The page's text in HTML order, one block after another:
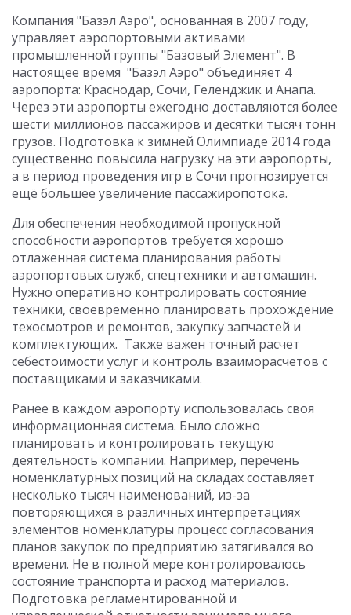
Компания "Базэл Аэро", основанная в 2007 году,
управляет аэропортовыми активами
промышленной группы "Базовый Элемент". В
настоящее время "Базэл Аэро" объединяет 4
аэропорта: Краснодар, Сочи, Геленджик и Анапа.
Через эти аэропорты ежегодно доставляются более
шести миллионов пассажиров и десятки тысяч тонн
грузов. Подготовка к зимней Олимпиаде 2014 года
существенно повысила нагрузку на эти аэропорты,
а в период проведения игр в Сочи прогнозируется
ещё большее увеличение пассажиропотока.
Для обеспечения необходимой пропускной
способности аэропортов требуется хорошо
отлаженная система планирования работы
аэропортовых служб, спецтехники и автомашин.
Нужно оперативно контролировать состояние
техники, своевременно планировать прохождение
техосмотров и ремонтов, закупку запчастей и
комплектующих. Также важен точный расчет
себестоимости услуг и контроль взаиморасчетов с
поставщиками и заказчиками.
Ранее в каждом аэропорту использовалась своя
информационная система. Было сложно
планировать и контролировать текущую
деятельность компании. Например, перечень
номенклатурных позиций на складах составляет
несколько тысяч наименований, из-за
повторяющихся в различных интерпретациях
элементов номенклатуры процесс согласования
планов закупок по предприятию затягивался во
времени. Не в полной мере контролировалось
состояние транспорта и расход материалов.
Подготовка регламентированной и